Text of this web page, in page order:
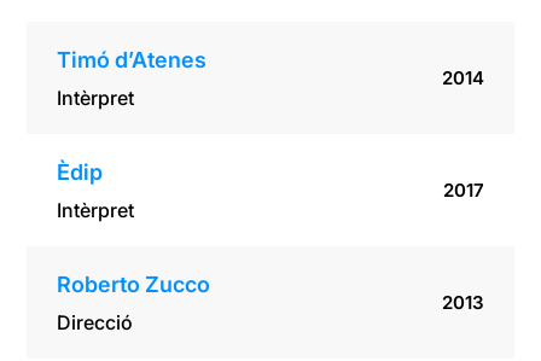
Timó d’Atenes
Intèrpret
2014
Èdip
Intèrpret
2017
Roberto Zucco
Direcció
2013